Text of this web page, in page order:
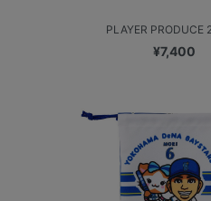
PLAYER PRODUCE
¥7,400